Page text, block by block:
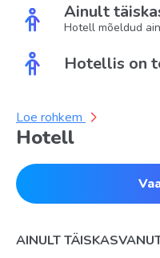
Ainult
Hotell mõeldud
Hotellis on
Loe rohkem
Hotell
AINULT